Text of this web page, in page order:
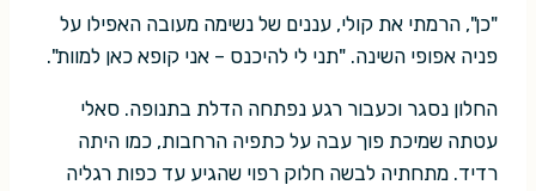
"כן", הרמתי את קולי, עננים של נשימה מעובה האפילו על
פניה אפופי השינה. "תני לי להיכנס – אני קופא כאן למוות".
החלון נסגר וכעבור רגע נפתחה הדלת בתנופה. סאלי
עטתה שמיכת פוך עבה על כתפיה הרחבות, כמו היתה
רדיד. מתחתיה לבשה חלוק רפוי שהגיע עד כפות רגליה